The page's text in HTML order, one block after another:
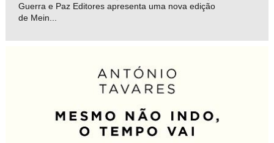
Guerra e Paz Editores apresenta uma nova edição
de Mein...